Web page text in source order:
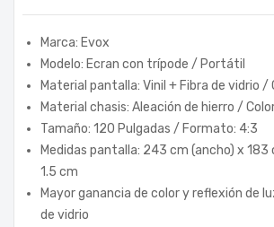
Marca: Evox
Modelo: Ecran con trípode / Portátil
Material pantalla: Vinil + Fibra de vidrio /
Material chasis: Aleación de hierro /
Tamaño: 120 Pulgadas / Formato: 4:3
Medidas pantalla: 243 cm (ancho) x
1.5 cm
Mayor ganancia de color y reflexión de
de vidrio